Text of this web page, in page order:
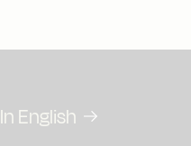
In English